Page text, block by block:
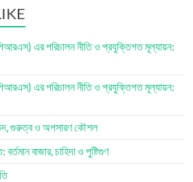
এর পরিচালন নীতি ও প্রযুক্তিগত মূল্যায়ন:
এর পরিচালন নীতি ও প্রযুক্তিগত মূল্যায়ন:
গুরুত্ব ও অপসারণ কৌশল
বাজার, চাহিদা ও পুষ্টিগুণ